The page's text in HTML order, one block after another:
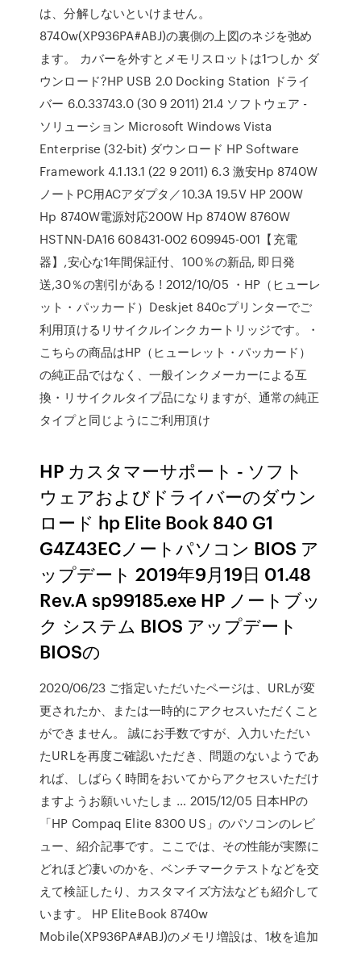
は、分解しないといけません。
8740w(XP936PA#ABJ)の裏側の上図のネジを弛め
ます。 カバーを外すとメモリスロットは1つしか ダ
ウンロード?HP USB 2.0 Docking Station ドライ
バー 6.0.33743.0 (30 9 2011) 21.4 ソフトウェア -
ソリューション Microsoft Windows Vista
Enterprise (32-bit) ダウンロード HP Software
Framework 4.1.13.1 (22 9 2011) 6.3 激安Hp 8740W
ノートPC用ACアダプタ／10.3A 19.5V HP 200W
Hp 8740W電源対応200W Hp 8740W 8760W
HSTNN-DA16 608431-002 609945-001【充電
器】,安心な1年間保証付、100％の新品, 即日発
送,30％の割引がある ! 2012/10/05 ・HP（ヒューレ
ット・パッカード）Deskjet 840cプリンターでご
利用頂けるリサイクルインクカートリッジです。・
こちらの商品はHP（ヒューレット・パッカード）
の純正品ではなく、一般インクメーカーによる互
換・リサイクルタイプ品になりますが、通常の純正
タイプと同じようにご利用頂け
HP カスタマーサポート - ソフト
ウェアおよびドライバーのダウン
ロード hp Elite Book 840 G1
G4Z43ECノートパソコン BIOS ア
ップデート 2019年9月19日 01.48
Rev.A sp99185.exe HP ノートブッ
ク システム BIOS アップデート
BIOSの
2020/06/23 ご指定いただいたページは、URLが変
更されたか、または一時的にアクセスいただくこと
ができません。 誠にお手数ですが、入力いただい
たURLを再度ご確認いただき、問題のないようであ
れば、しばらく時間をおいてからアクセスいただけ
ますようお願いいたしま … 2015/12/05 日本HPの
「HP Compaq Elite 8300 US」のパソコンのレビ
ュー、紹介記事です。ここでは、その性能が実際に
どれほど凄いのかを、ベンチマークテストなどを交
えて検証したり、カスタマイズ方法なども紹介して
います。 HP EliteBook 8740w
Mobile(XP936PA#ABJ)のメモリ増設は、1枚を追加